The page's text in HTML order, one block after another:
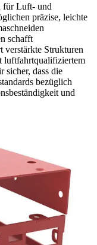
für Luft- und
präzise, leichte
schafft
verstärkte Strukturen
luftfahrtqualifiziertem
sicher, dass die
bezüglich
und